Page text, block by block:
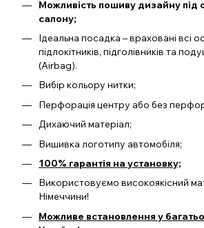
Можливість пошиву дизайну під
салону;
Ідеальна посадка – враховані всі
підлокітників, підголівників та
(Airbag).
Вибір кольору нитки;
Перфорація центру або без
Дихаючий матеріал;
Вишивка логотипу автомобіля;
100% гарантія на установку;
Використовуємо високоякісний
Німеччини!
Можливе встановлення у